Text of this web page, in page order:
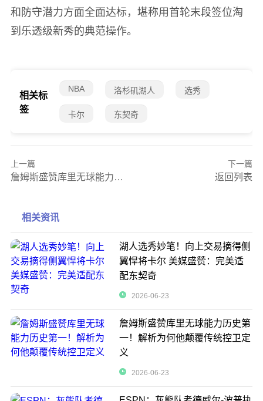
和防守潜力方面全面达标，堪称用首轮末段签位淘
到乐透级新秀的典范操作。
相关标
签
NBA 洛杉矶湖人 选秀
卡尔 东契奇
上一篇
詹姆斯盛赞库里无球能力历史第一！解析为何他颠覆传统控卫定义
下一篇
返回列表
相关资讯
湖人选秀妙笔！向上交易摘得侧
翼悍将卡尔 美媒盛赞：完美适
配东契奇
2026-06-23
詹姆斯盛赞库里无球能力历史第
一！解析为何他颠覆传统控卫定
义
2026-06-23